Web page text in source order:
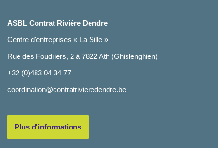
ASBL Contrat Rivière Dendre
Centre d'entreprises « La Sille »
Rue des Foudriers, 2 à 7822 Ath (Ghislenghien)
+32 (0)483 04 34 77
coordination@contratrivieredendre.be
Plus d'informations